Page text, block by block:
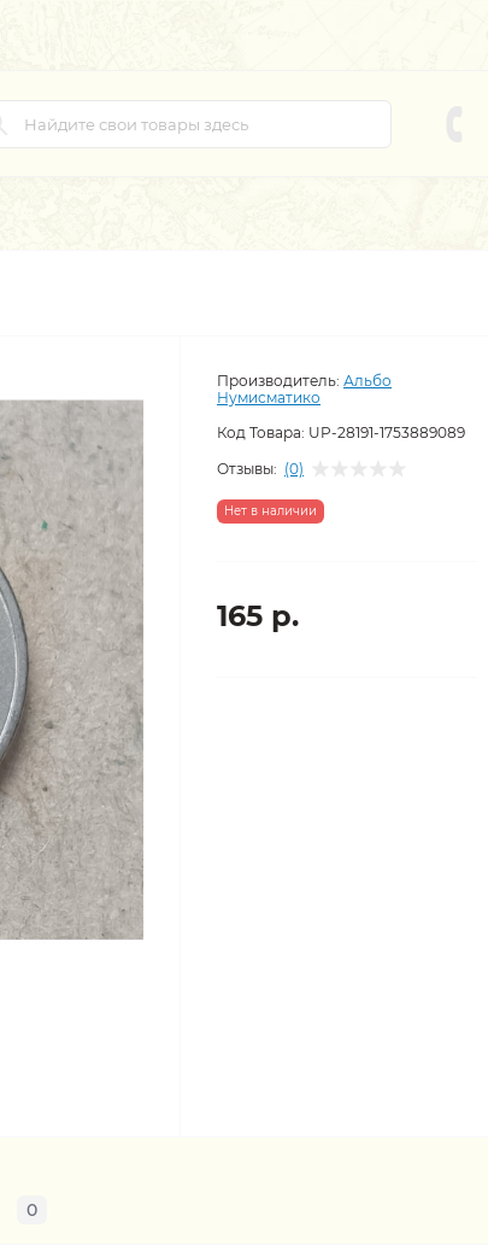
Производитель: Альбо
Нумисматико
Код Товара: UP-28191-1753889089
Отзывы: (0)
Нет в наличии
165 р.
0